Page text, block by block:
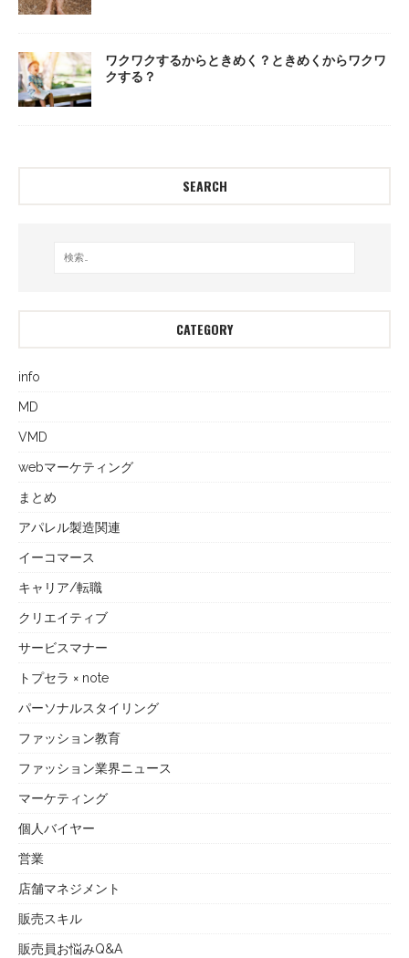
ワクワクするからときめく？ときめくからワクワ
クする？
SEARCH
CATEGORY
info
MD
VMD
webマーケティング
まとめ
アパレル製造関連
イーコマース
キャリア/転職
クリエイティブ
サービスマナー
トプセラ × note
パーソナルスタイリング
ファッション教育
ファッション業界ニュース
マーケティング
個人バイヤー
営業
店舗マネジメント
販売スキル
販売員お悩みQ&A